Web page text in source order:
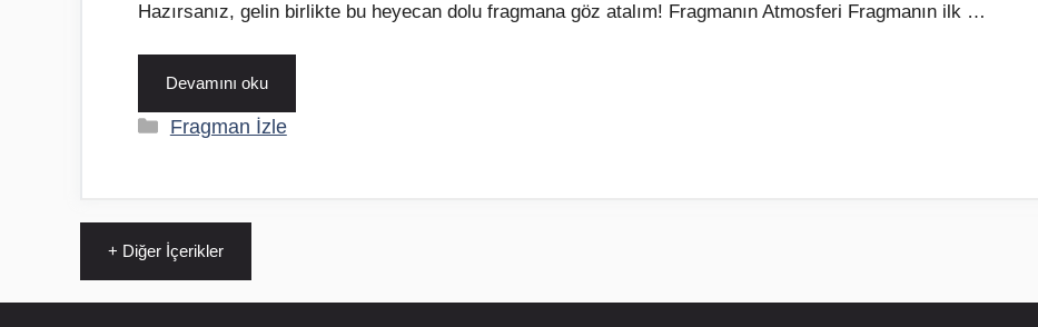
Hazırsanız, gelin birlikte bu heyecan dolu fragmana göz atalım! Fragmanın Atmosferi Fragmanın ilk …
Devamını oku
Kategoriler
Fragman İzle
+ Diğer İçerikler